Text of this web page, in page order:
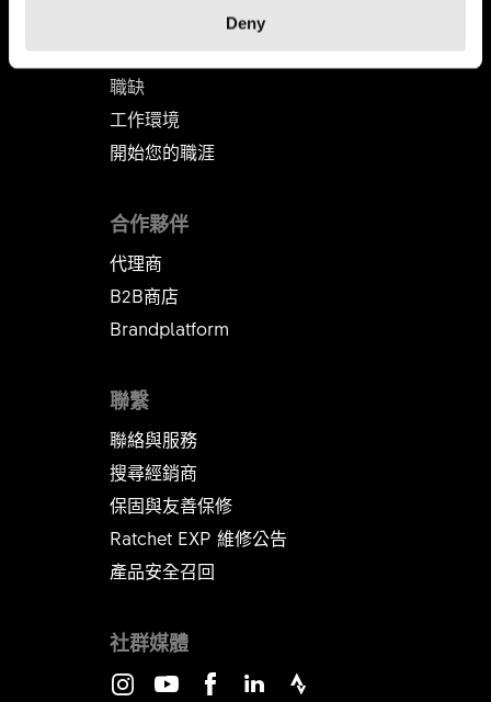
Deny
工作 & 職涯
職缺
工作環境
開始您的職涯
聯繫
聯絡與服務
搜尋經銷商
保固與友善保修
Ratchet EXP 維修公告​​​​​​​
產品安全召回
合作夥伴
代理商
B2B商店
Brandplatform
社群媒體